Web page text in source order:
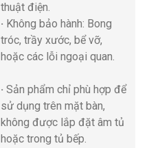
thuật điện.
· Không bảo hành: Bong
tróc, trầy xước, bể vỡ,
hoặc các lỗi ngoại quan.
· Sản phẩm chỉ phù hợp để
sử dụng trên mặt bàn,
không được lắp đặt âm tủ
hoặc trong tủ bếp.